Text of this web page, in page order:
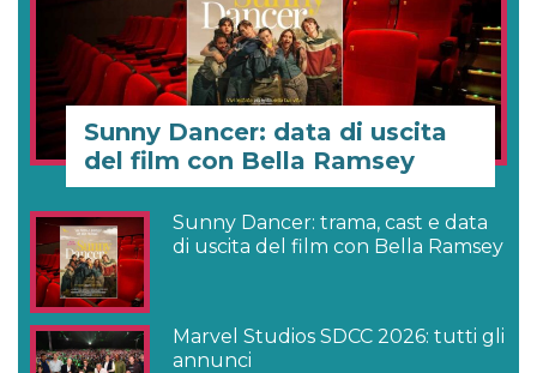
Sunny Dancer: data di uscita
del film con Bella Ramsey
Sunny Dancer: trama, cast e data
di uscita del film con Bella Ramsey
Marvel Studios SDCC 2026: tutti gli
annunci